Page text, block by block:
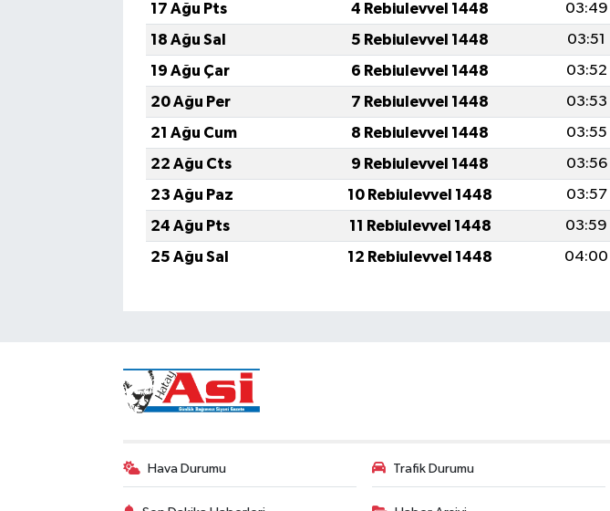
17 Ağu Pts
4 Rebiulevvel 1448 03:49
18 Ağu Sal
5 Rebiulevvel 1448 03:51
19 Ağu Çar
6 Rebiulevvel 1448 03:52
20 Ağu Per
7 Rebiulevvel 1448 03:53
21 Ağu Cum
8 Rebiulevvel 1448 03:55
22 Ağu Cts
9 Rebiulevvel 1448 03:56
23 Ağu Paz
10 Rebiulevvel 1448 03:57
24 Ağu Pts
11 Rebiulevvel 1448 03:59
25 Ağu Sal
12 Rebiulevvel 1448 04:00
Hava Durumu Trafik Durumu